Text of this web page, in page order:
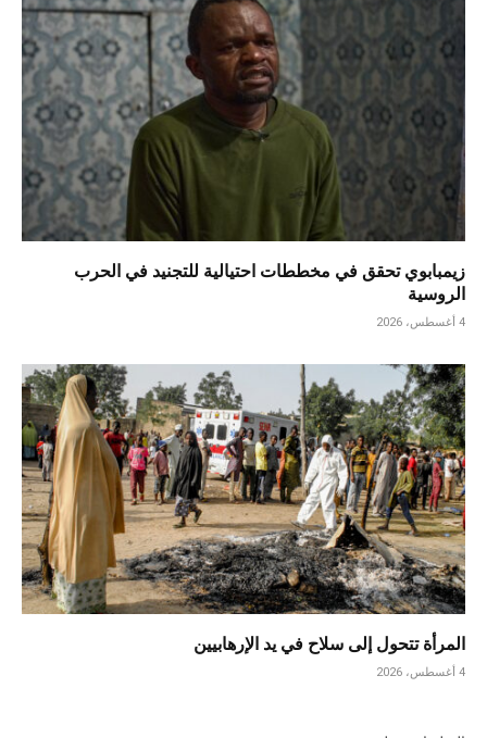
زيمبابوي تحقق في مخططات احتيالية للتجنيد في الحرب
الروسية
4 أغسطس، 2026
المرأة تتحول إلى سلاح في يد الإرهابيين
4 أغسطس، 2026